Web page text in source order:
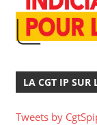
LA CGT IP SUR
Tweets by